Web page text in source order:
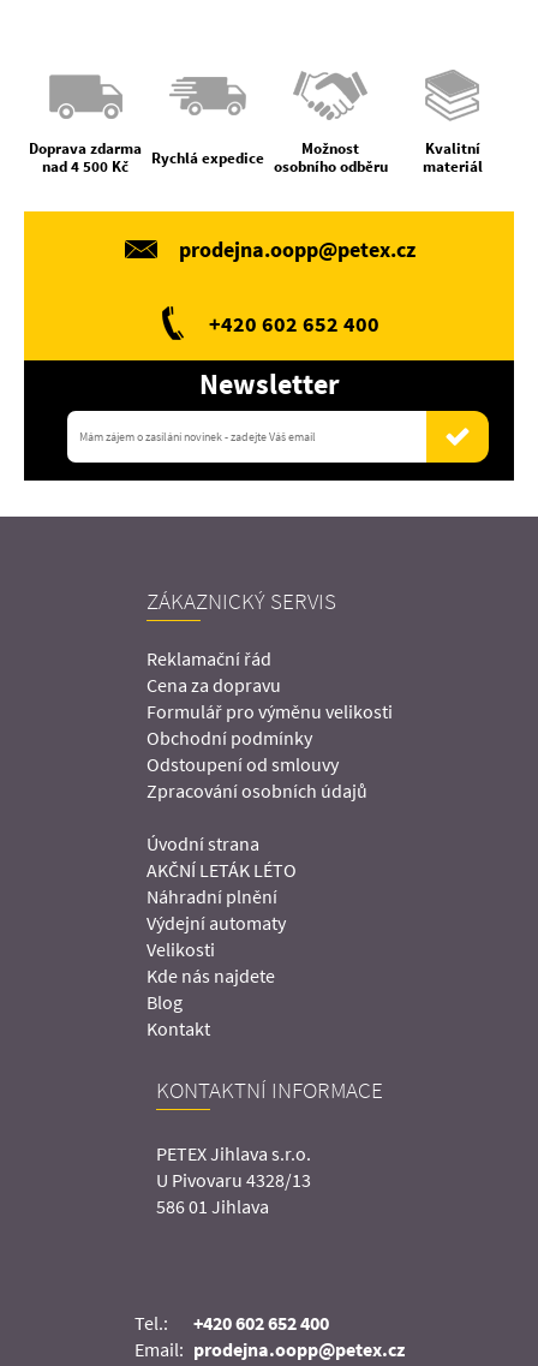
Doprava zdarma
nad 4 500 Kč
Rychlá expedice
Možnost
osobního odběru
Kvalitní
materiál
prodejna.oopp@petex.cz
+420 602 652 400
Newsletter
ZÁKAZNICKÝ SERVIS
Reklamační řád
Cena za dopravu
Formulář pro výměnu velikosti
Obchodní podmínky
Odstoupení od smlouvy
Zpracování osobních údajů
Úvodní strana
AKČNÍ LETÁK LÉTO
Náhradní plnění
Výdejní automaty
Velikosti
Kde nás najdete
Blog
Kontakt
KONTAKTNÍ INFORMACE
PETEX Jihlava s.r.o.
U Pivovaru 4328/13
586 01 Jihlava
Tel.:
+420 602 652 400
Email: prodejna.oopp@petex.cz